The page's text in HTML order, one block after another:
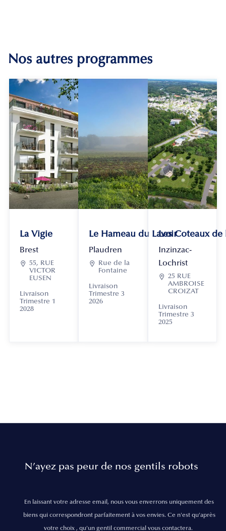
Nos autres programmes
La Vigie
Brest
 55, RUE
VICTOR
EUSEN
Livraison
Trimestre 1
2028
Le Hameau du Lavoir
Plaudren

Rue de la
Fontaine
Livraison
Trimestre 3
2026
Les Coteaux
Inzinzac-
Lochrist
 25 RUE
AMBROISE
CROIZAT
Livraison
Trimestre 3
2025
N’ayez pas peur de nos gentils robots
En laissant votre adresse email, nous vous enverrons uniquement des
biens qui correspondront parfaitement à vos envies. Ce n'est qu'après
votre choix , qu'un gentil commercial vous contactera.